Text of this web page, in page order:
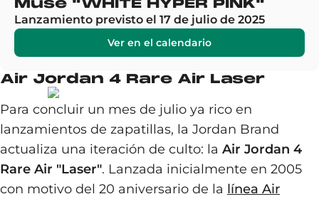
Lanzamiento previsto el 17 de julio de 2025
Ver en el calendario
Air Jordan 4 Rare Air Laser
Para concluir un mes de julio ya rico en
lanzamientos de zapatillas, la Jordan Brand
actualiza una iteración de culto: la Air Jordan 4
Rare Air "Laser". Lanzada inicialmente en 2005
con motivo del 20 aniversario de la línea Air